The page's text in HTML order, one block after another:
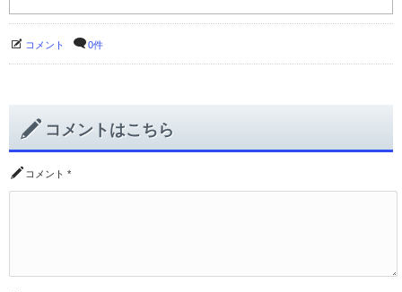
コメント 0件
コメントはこちら
コメント *